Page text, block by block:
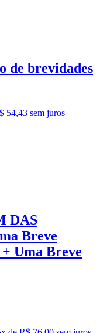
de brevidades
54,43 sem juros
DAS
Breve
Uma Breve